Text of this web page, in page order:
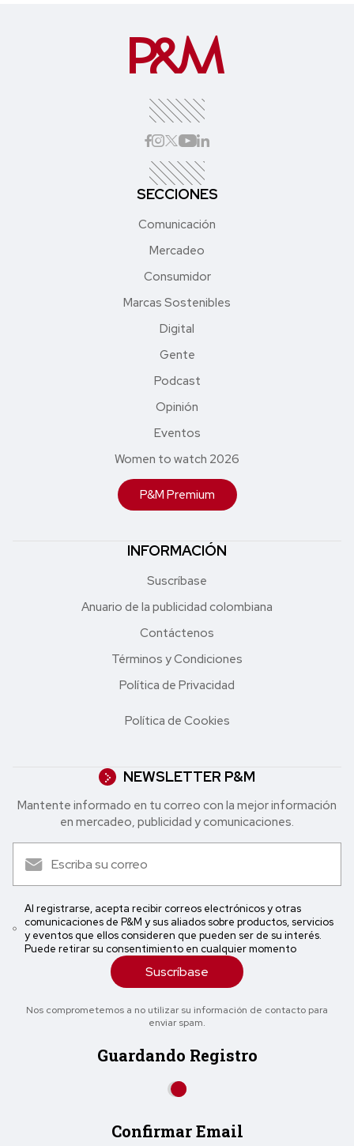
SECCIONES
Comunicación
Mercadeo
Consumidor
Marcas Sostenibles
Digital
Gente
Podcast
Opinión
Eventos
Women to watch 2026
P&M Premium
INFORMACIÓN
Suscríbase
Anuario de la publicidad colombiana
Contáctenos
Términos y Condiciones
Política de Privacidad
Política de Cookies
NEWSLETTER P&M
Mantente informado en tu correo con la mejor in formación
en mercadeo, publicidad y comunicaciones.
Al registrarse, acepta recibir correos electrónicos y otras
comunicaciones de P&M y sus aliados sobre productos, servicios
y eventos que ellos consideren que pueden ser de su interés.
Puede retirar su consentimiento en cualquier momento
Suscríbase
Nos comprometemos a no utilizar su información de contacto para
enviar spam.
Guardando Registro
Confirmar Email